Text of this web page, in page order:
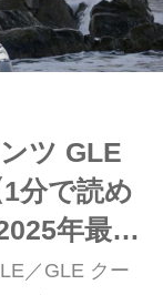
ツ GLE
分で読め
年最新
／GLE クー